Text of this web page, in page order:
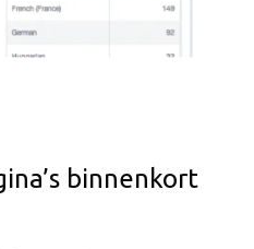
binnenkort